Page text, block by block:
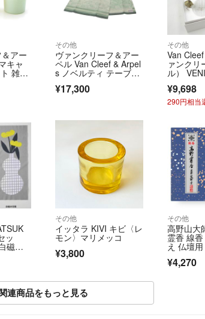
アー
キャ
雑
【中
その他
ヴァンクリーフ＆アー
ペル Van Cleef & Arpel
s ノベルティ テーブル
ランナー アクセサリ
ー ファブリック メン
系 【中古】
¥17,300
その他
Van
ァンクリ
ル）
eef &
ーナメン
ボン付き
点セット
¥9,698
290円相当
ッ
磁の
その他
イッタラ KIVI キビ〈レ
モン〉マリメッコ
¥3,800
その他
高野山大
霊香 線
え 仏壇
さ13.5cm
¥4,270
連商品をもっと見る